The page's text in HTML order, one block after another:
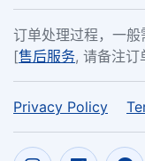
订单处理过程，一般
[售后服务, 请备注订
Privacy Policy